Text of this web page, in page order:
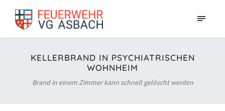
KELLERBRAND IN PSYCHIATRISCHEN
WOHNHEIM
Brand in einem Zimmer kann schnell gelöscht werden